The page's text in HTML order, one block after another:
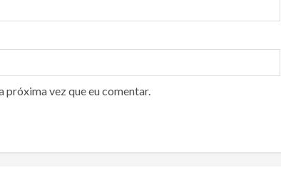
próxima vez que eu comentar.